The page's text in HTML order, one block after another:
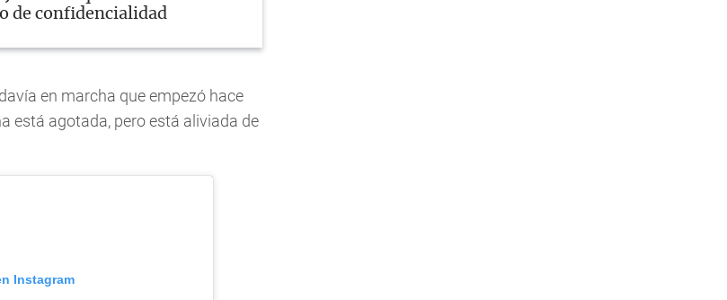
de confidencialidad
en marcha que empezó hace
está agotada, pero está aliviada de
Instagram